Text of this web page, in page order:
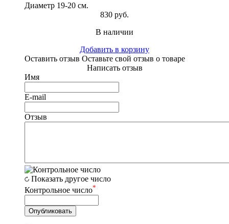
Диаметр 19-20 см.
830 руб.
В наличии
Добавить в корзину
Оставить отзыв Оставьте свой отзыв о товаре
Написать отзыв
Имя
E-mail
Отзыв
Показать другое число
Контрольное число*